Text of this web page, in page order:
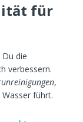
für
die
verbessern.
,
führt.